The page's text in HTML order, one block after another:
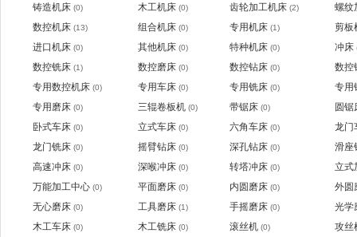
铸造机床 (0) 木工机床 (0) 齿轮加工机床 (2)
螺纹
数控机床 (13) 组合机床 (0) 专用机床 (1)
剪板
进口机床 (0) 其他机床 (0) 特种机床 (0) 冲床
数控铣床 (1) 数控磨床 (0) 数控钻床 (0)
数控
专用数控机床 (0) 专用车床 (0) 专用铣床 (0)
专用
专用磨床 (0) 三辊卷板机 (0) 带锯床 (0)
圆锯
卧式车床 (0) 立式车床 (0) 六角车床 (0)
龙门
龙门铣床 (0) 摇臂钻床 (0) 深孔钻床 (0)
滑座
高速冲床 (0) 深喉冲床 (0) 转塔冲床 (0)
立式
万能加工中心 (0) 平面磨床 (0) 内圆磨床 (0)
外圆
无心磨床 (0) 工具磨床 (1) 手摇磨床 (0)
光学
木工车床 (0) 木工铣床 (0) 滚丝机 (0)
攻丝